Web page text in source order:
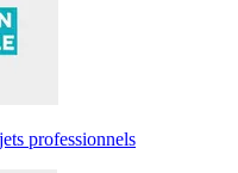
professionnels